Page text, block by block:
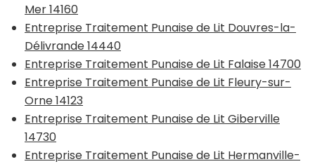
Mer 14160
Entreprise Traitement Punaise de Lit Douvres-la-
Délivrande 14440
Entreprise Traitement Punaise de Lit Falaise 14700
Entreprise Traitement Punaise de Lit Fleury-sur-
Orne 14123
Entreprise Traitement Punaise de Lit Giberville
14730
Entreprise Traitement Punaise de Lit Hermanville-